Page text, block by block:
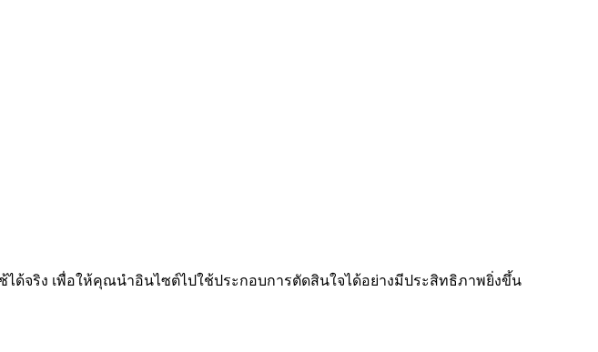
ด้จริง เพื่อให้คุณนำอินไซต์ไปใช้ประกอบการตัดสินใจได้อย่างมีประสิทธิภาพยิ่งขึ้น